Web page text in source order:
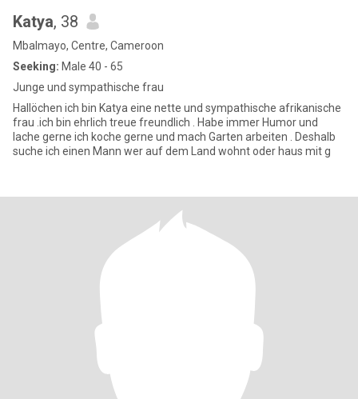
Katya, 38
Mbalmayo, Centre, Cameroon
Seeking: Male 40 - 65
Junge und sympathische frau
Hallöchen ich bin Katya eine nette und sympathische afrikanische
frau .ich bin ehrlich treue freundlich . Habe immer Humor und
lache gerne ich koche gerne und mach Garten arbeiten . Deshalb
suche ich einen Mann wer auf dem Land wohnt oder haus mit g